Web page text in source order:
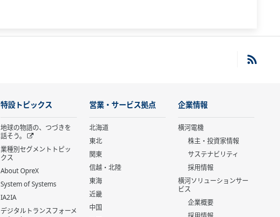
特設トピックス
地球の物語の、つづきを
話そう。
業種別セグメントトピッ
クス
About OpreX
System of Systems
IA2IA
デジタルトランスフォーメ
営業・サービス拠点
北海道
東北
関東
信越・北陸
東海
近畿
中国
企業情報
横河電機
株主・投資家情報
サステナビリティ
採用情報
横河ソリューションサー
ビス
企業概要